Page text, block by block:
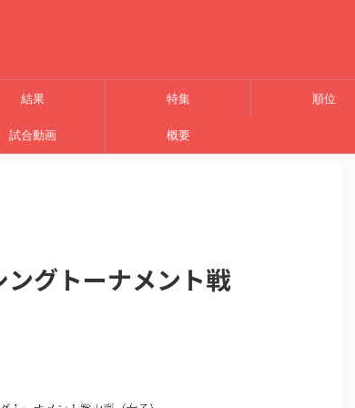
結果 特集 順位
試合動画 概要
グトーナメント戦